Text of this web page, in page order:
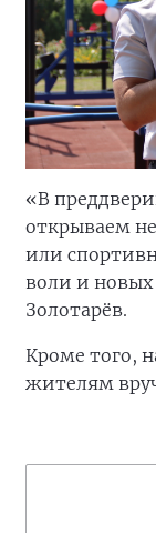
«В
открываем
или
воли и
Золотарёв.
Кроме того,
жителям